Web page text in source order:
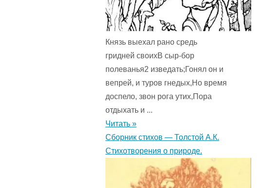
Князь выехал рано средь
гридней своихВ сыр-бор
полеванья2 изведать;Гонял он и
вепрей, и туров гнедых,Но время
доспело, звон рога утих,Пора
отдыхать и ...
Читать »
Сборник стихов — Толстой А.К.
Стихотворения о природе.